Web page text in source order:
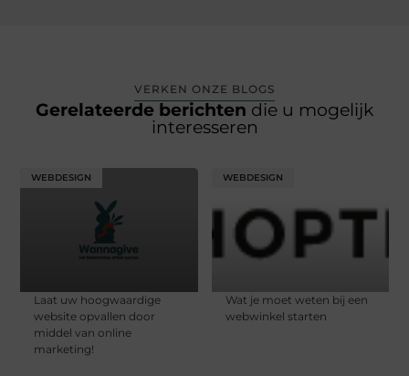
VERKEN ONZE BLOGS
Gerelateerde berichten die u mogelijk
interesseren
WEBDESIGN
Laat uw hoogwaardige
website opvallen door
middel van online
marketing!
WEBDESIGN
Wat je moet weten bij een
webwinkel starten